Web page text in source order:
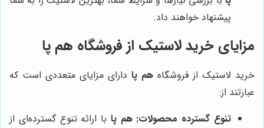
پیشنهاد خواهند داد.
مزایای خرید لاستیک از فروشگاه هم پا
خرید لاستیک از فروشگاه هم پا دارای مزایای متعددی است که
عبارتند از:
تنوع گسترده محصولات: هم پا با ارائه تنوع گسترده‌ای از